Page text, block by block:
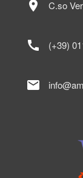
location_on C.so
call (+39)
mail